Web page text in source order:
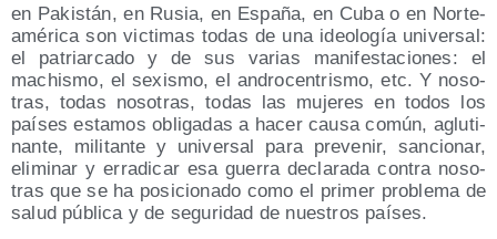
en Pakis­tán, en Rusia, en Espa­ña, en Cuba o en Nor­te­
amé­ri­ca son vic­ti­mas todas de una ideo­lo­gía uni­ver­sal:
el patriar­ca­do y de sus varias mani­fes­ta­cio­nes: el
machis­mo, el sexis­mo, el andro­cen­tris­mo, etc. Y noso­
tras, todas noso­tras, todas las muje­res en todos los
paí­ses esta­mos obli­ga­das a hacer cau­sa común, aglu­ti­
nan­te, mili­tan­te y uni­ver­sal para pre­ve­nir, san­cio­nar,
eli­mi­nar y erra­di­car esa gue­rra decla­ra­da con­tra noso­
tras que se ha posi­cio­na­do como el pri­mer pro­ble­ma de
salud públi­ca y de segu­ri­dad de nues­tros países.